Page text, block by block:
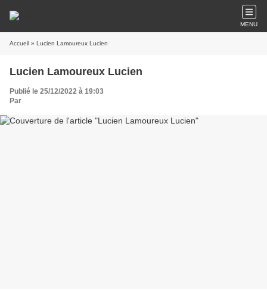
MENU
Accueil » Lucien Lamoureux Lucien
Lucien Lamoureux Lucien
Publié le 25/12/2022 à 19:03
Par